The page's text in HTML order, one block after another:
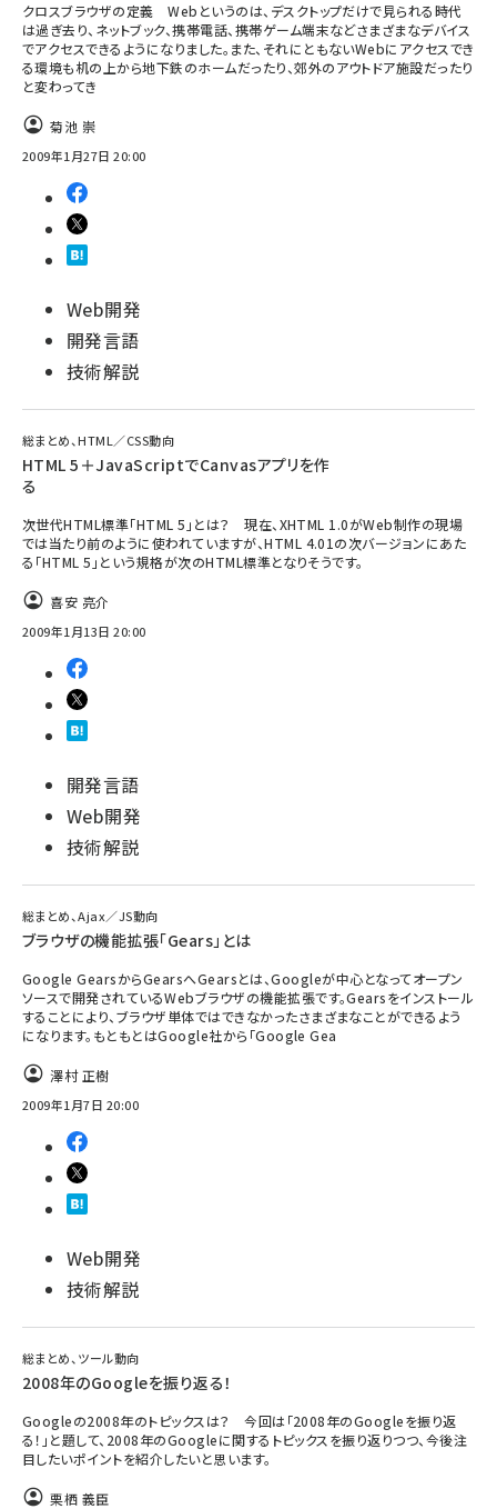
クロスブラウザの定義 Webというのは、デスクトップだけで見られる時代
は過ぎ去り、ネットブック、携帯電話、携帯ゲーム端末などさまざまなデバイス
でアクセスできるようになりました。また、それにともないWebにアクセスでき
る環境も机の上から地下鉄のホームだったり、郊外のアウトドア施設だったり
と変わってき
菊池 崇
2009年1月27日 20:00
Web開発
開発言語
技術解説
総まとめ、HTML／CSS動向
HTML 5＋JavaScriptでCanvasアプリを作
る
次世代HTML標準「HTML 5」とは？ 現在、XHTML 1.0がWeb制作の現場
では当たり前のように使われていますが、HTML 4.01の次バージョンにあた
る「HTML 5」という規格が次のHTML標準となりそうです。
喜安 亮介
2009年1月13日 20:00
開発言語
Web開発
技術解説
総まとめ、Ajax／JS動向
ブラウザの機能拡張「Gears」とは
Google GearsからGearsへGearsとは、Googleが中心となってオープン
ソースで開発されているWebブラウザの機能拡張です。Gearsをインストール
することにより、ブラウザ単体ではできなかったさまざまなことができるよう
になります。もともとはGoogle社から「Google Gea
澤村 正樹
2009年1月7日 20:00
Web開発
技術解説
総まとめ、ツール動向
2008年のGoogleを振り返る！
Googleの2008年のトピックスは？ 今回は「2008年のGoogleを振り返
る！」と題して、2008年のGoogleに関するトピックスを振り返りつつ、今後注
目したいポイントを紹介したいと思います。
栗栖 義臣